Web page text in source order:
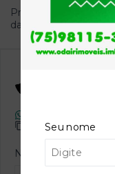
Proximo a Praça da
da Cunha/BA |
Nome
Seu nome